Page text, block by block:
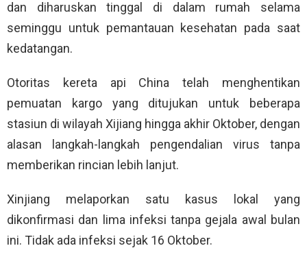
dan diharuskan tinggal di dalam rumah selama
seminggu untuk pemantauan kesehatan pada saat
kedatangan.
Otoritas kereta api China telah menghentikan
pemuatan kargo yang ditujukan untuk beberapa
stasiun di wilayah Xijiang hingga akhir Oktober, dengan
alasan langkah-langkah pengendalian virus tanpa
memberikan rincian lebih lanjut.
Xinjiang melaporkan satu kasus lokal yang
dikonfirmasi dan lima infeksi tanpa gejala awal bulan
ini. Tidak ada infeksi sejak 16 Oktober.